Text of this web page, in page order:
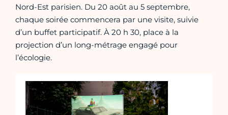
Nord-Est parisien. Du 20 août au 5 septembre,
chaque soirée commencera par une visite, suivie
d’un buffet participatif. À 20 h 30, place à la
projection d’un long-métrage engagé pour
l’écologie.